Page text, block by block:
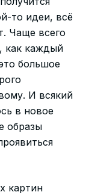
то идеи, всё
Чаще всего
как каждый
большое
И всякий
в новое
образы
картин